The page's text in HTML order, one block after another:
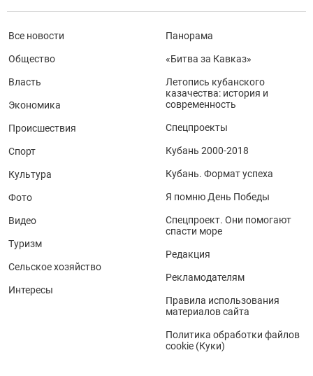
Все новости
Общество
Власть
Экономика
Происшествия
Спорт
Культура
Фото
Видео
Туризм
Сельское хозяйство
Интересы
Панорама
«Битва за Кавказ»
Летопись кубанского
казачества: история и
современность
Спецпроекты
Кубань 2000-2018
Кубань. Формат успеха
Я помню День Победы
Спецпроект. Они помогают
спасти море
Редакция
Рекламодателям
Правила использования
материалов сайта
Политика обработки файлов
cookie (Куки)